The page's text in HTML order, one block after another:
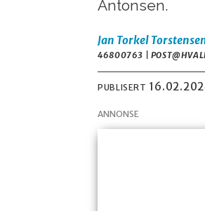
Antonsen.
Jan Torkel
46800763 |
PUBLISERT
ANNONSE